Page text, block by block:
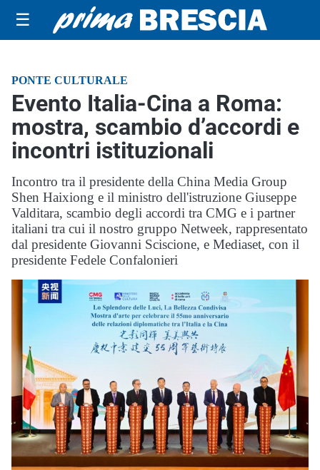
☰
PONTE CULTURALE
Evento Italia-Cina a Roma:
mostra, scambio d’accordi e
incontri istituzionali
Incontro tra il presidente della China Media Group
Shen Haixiong e il ministro dell'istruzione Giuseppe
Valditara, scambio degli accordi tra CMG e i partner
italiani tra cui il nostro gruppo Netweek, rappresentato
dal presidente Giovanni Sciscione, e Mediaset, con il
presidente Fedele Confalonieri